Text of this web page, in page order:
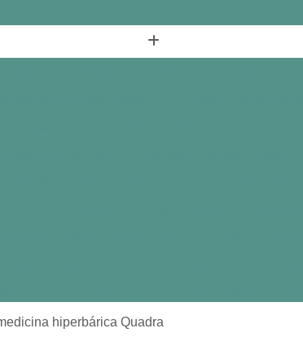
Clínica de Medicina Hiperbárica
hiperbárica Quadra